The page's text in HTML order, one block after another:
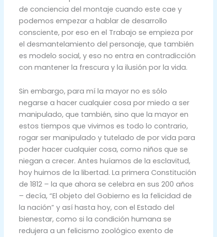
de conciencia del montaje cuando este cae y
podemos empezar a hablar de desarrollo
consciente, por eso en el Trabajo se empieza por
el desmantelamiento del personaje, que también
es modelo social, y eso no entra en contradicción
con mantener la frescura y la ilusión por la vida.
Sin embargo, para mí la mayor no es sólo
negarse a hacer cualquier cosa por miedo a ser
manipulado, que también, sino que la mayor en
estos tiempos que vivimos es todo lo contrario,
rogar ser manipulado y tutelado de por vida para
poder hacer cualquier cosa, como niños que se
niegan a crecer. Antes huíamos de la esclavitud,
hoy huimos de la libertad. La primera Constitución
de 1812 – la que ahora se celebra en sus 200 años
– decía, “El objeto del Gobierno es la felicidad de
la nación” y así hasta hoy, con el Estado del
bienestar, como si la condición humana se
redujera a un felicismo zoológico exento de